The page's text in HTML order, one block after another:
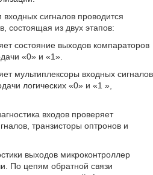
сигналов проводится
состоящая из двух этапов:
состояние выходов компараторов
«0» и «1».
мультиплексоры входных сигналов
логических «0» и «1 »,
входов проверяет
транзисторы оптронов и
выходов микроконтроллер
По цепям обратной связи